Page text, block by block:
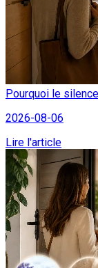
Pourquoi le
2026-08-06
Lire l'article